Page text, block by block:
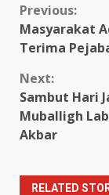
Continue
Reading
Previous:
Masyarakat
Terima
Next:
Sambut Hari
Muballigh
Akbar
RELATED